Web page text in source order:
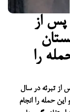
از
افغانستان
را
تبرئه در سال
این حمله را انجام